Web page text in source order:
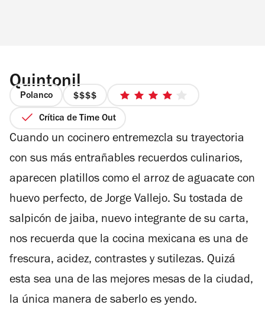
Quintonil
Polanco
precio
4
4
4
estrellas
Crítica de Time Out
Cuando un cocinero entremezcla su trayectoria
con sus más entrañables recuerdos culinarios,
aparecen platillos como el arroz de aguacate con
huevo perfecto, de Jorge Vallejo. Su tostada de
salpicón de jaiba, nuevo integrante de su carta,
nos recuerda que la cocina mexicana es una de
frescura, acidez, contrastes y sutilezas. Quizá
esta sea una de las mejores mesas de la ciudad,
la única manera de saberlo es yendo.